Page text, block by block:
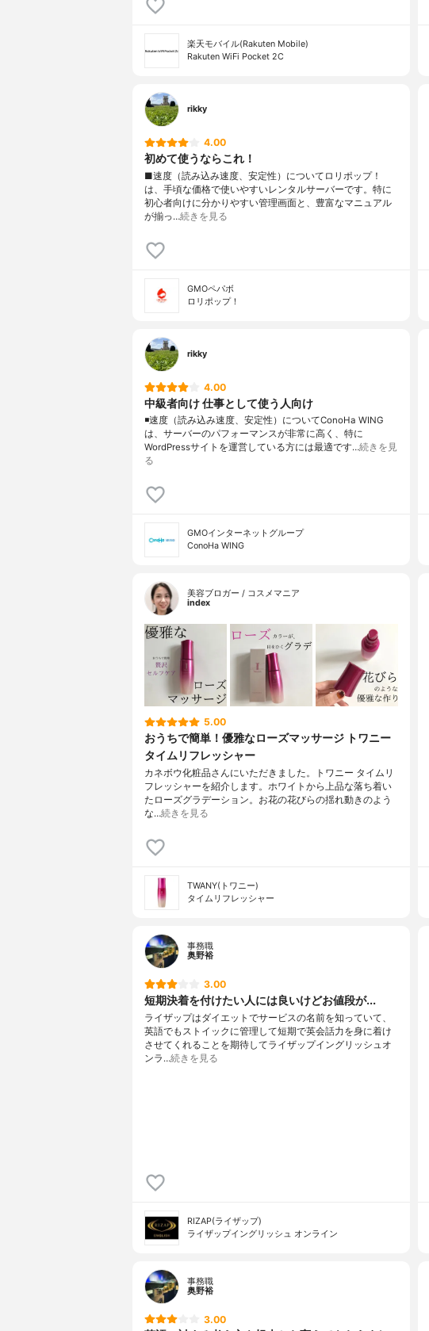
楽天モバイル(Rakuten Mobile)
Rakuten WiFi Pocket 2C
rikky
4.00
初めて使うならこれ！
■速度（読み込み速度、安定性）についてロリポップ！
は、手頃な価格で使いやすいレンタルサーバーです。特に
初心者向けに分かりやすい管理画面と、豊富なマニュアル
が揃っ…続きを見る
GMOペパボ
ロリポップ！
rikky
4.00
中級者向け 仕事として使う人向け
◾️速度（読み込み速度、安定性）についてConoHa WING
は、サーバーのパフォーマンスが非常に高く、特に
WordPressサイトを運営している方には最適です…続きを見
る
GMOインターネットグループ
ConoHa WING
美容ブロガー / コスメマニア
index
5.00
おうちで簡単！優雅なローズマッサージ トワニー
タイムリフレッシャー
カネボウ化粧品さんにいただきました。トワニー タイムリ
フレッシャーを紹介します。ホワイトから上品な落ち着い
たローズグラデーション。お花の花びらの揺れ動きのよう
な…続きを見る
TWANY(トワニー)
タイムリフレッシャー
事務職
奥野裕
3.00
短期決着を付けたい人には良いけどお値段が...
ライザップはダイエットでサービスの名前を知っていて、
英語でもストイックに管理して短期で英会話力を身に着け
させてくれることを期待してライザップイングリッシュオ
ンラ…続きを見る
RIZAP(ライザップ)
ライザップイングリッシュ オンライン
事務職
奥野裕
3.00